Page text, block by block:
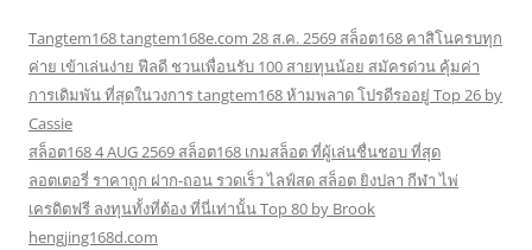
Tangtem168 tangtem168e.com 28 ส.ค. 2569 สล็อต168 คาสิโนครบทุก
ค่าย เข้าเล่นง่าย ฟีลดี ชวนเพื่อนรับ 100 สายทุนน้อย สมัครด่วน คุ้มค่า
การเดิมพัน ที่สุดในวงการ tangtem168 ห้ามพลาด โปรดีรออยู่ Top 26 by
Cassie
สล็อต168 4 AUG 2569 สล็อต168 เกมสล็อต ที่ผู้เล่นชื่นชอบ ที่สุด
ลอตเตอรี่ ราคาถูก ฝาก-ถอน รวดเร็ว ไลฟ์สด สล็อต ยิงปลา กีฬา ไพ่
เครดิตฟรี ลงทุนทั้งที่ต้อง ที่นี่เท่านั้น Top 80 by Brook
hengjing168d.com